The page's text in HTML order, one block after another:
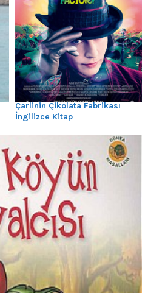
Çarlinin Çikolata Fabrikası
İngilizce Kitap